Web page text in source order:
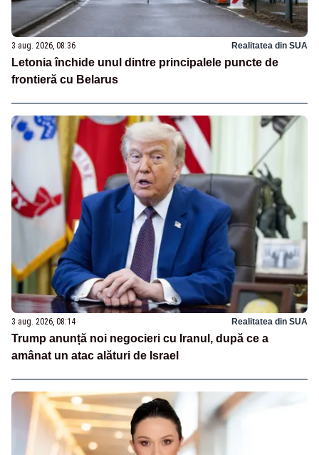
3 aug. 2026, 08:36 Realitatea din SUA
Letonia închide unul dintre principalele puncte de
frontieră cu Belarus
3 aug. 2026, 08:14 Realitatea din SUA
Trump anunță noi negocieri cu Iranul, după ce a
amânat un atac alături de Israel